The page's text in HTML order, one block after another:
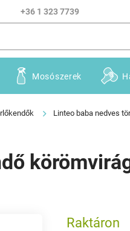
+36 1 323 7739
Mosószerek
Linteo baba nedves
Raktáron